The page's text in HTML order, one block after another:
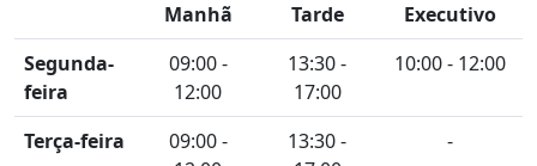
Manhã Tarde
Executivo
Segunda-
feira
09:00 -
12:00
13:30 -
17:00
10:00 - 12:00
Terça-feira
09:00 -
13:30 -
-